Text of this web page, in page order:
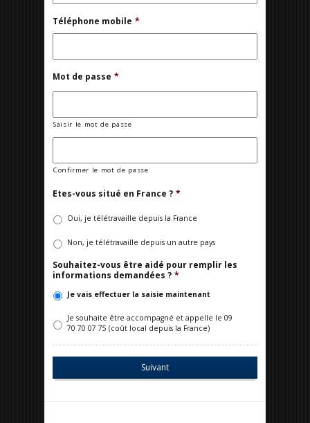
Téléphone mobile *
Mot de passe *
Saisir le mot de passe
Confirmer le mot de passe
Etes-vous situé en France ? *
Oui, je télétravaille depuis la France
Non, je télétravaille depuis un autre pays
Souhaitez-vous être aidé pour remplir les
informations demandées ? *
Je vais effectuer la saisie maintenant
Je souhaite être accompagné et appelle le 09
70 70 07 75 (coût local depuis la France)